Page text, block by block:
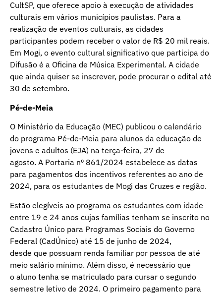
CultSP, que oferece apoio à execução de atividades
culturais em vários municípios paulistas. Para a
realização de eventos culturais, as cidades
participantes podem receber o valor de R$ 20 mil reais.
Em Mogi, o evento cultural significativo que participa do
Difusão é a Oficina de Música Experimental. A cidade
que ainda quiser se inscrever, pode procurar o edital até
30 de setembro.
Pé-de-Meia
O Ministério da Educação (MEC) publicou o calendário
do programa Pé-de-Meia para alunos da educação de
jovens e adultos (EJA) na terça-feira, 27 de
agosto. A Portaria nº 861/2024 estabelece as datas
para pagamentos dos incentivos referentes ao ano de
2024, para os estudantes de Mogi das Cruzes e região.
Estão elegíveis ao programa os estudantes com idade
entre 19 e 24 anos cujas famílias tenham se inscrito no
Cadastro Único para Programas Sociais do Governo
Federal (CadÚnico) até 15 de junho de 2024,
desde que possuam renda familiar por pessoa de até
meio salário mínimo. Além disso, é necessário que
o aluno tenha se matriculado para cursar o segundo
semestre letivo de 2024. O primeiro pagamento para